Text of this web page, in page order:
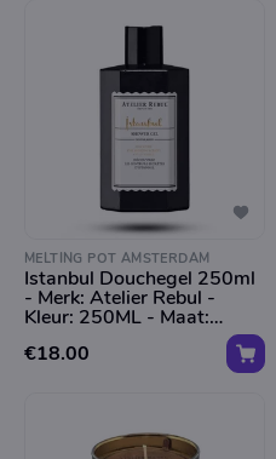
MELTING POT AMSTERDAM
Istanbul Douchegel 250ml
- Merk: Atelier Rebul -
Kleur: 250ML - Maat:
€18.00